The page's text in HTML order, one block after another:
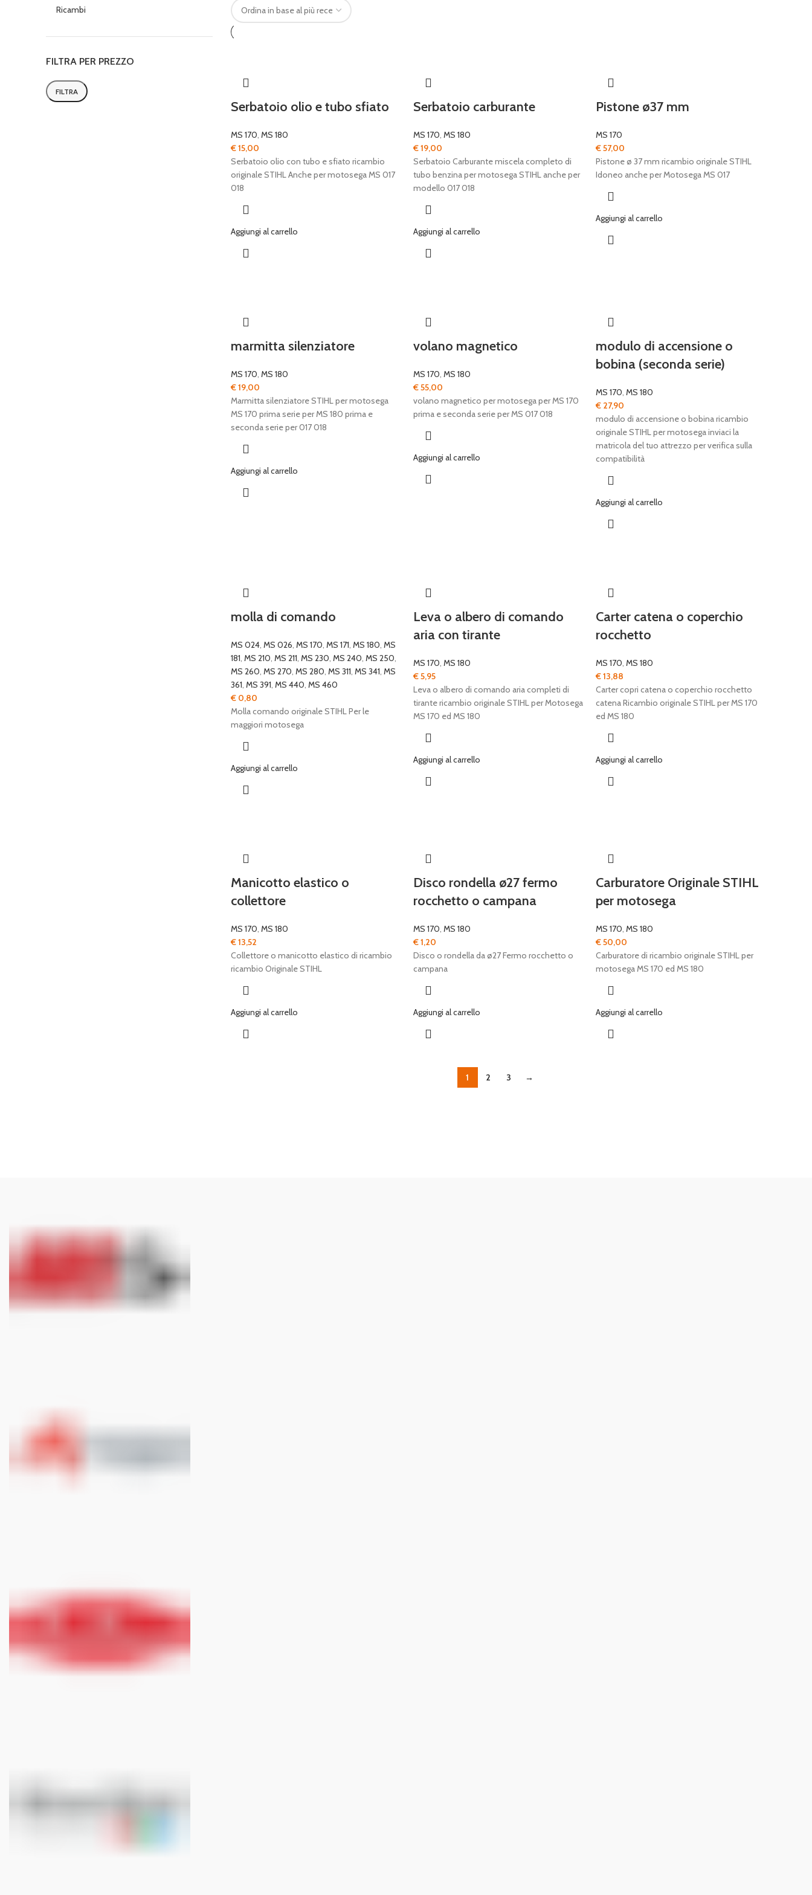
Ricambi
FILTRA PER PREZZO
Prezzo
Prezzo
FILTRA
Serbatoio olio e tubo sfiato
MS 170, MS 180
€15,00
Serbatoio olio con tubo e sfiato ricambio
originale STIHL Anche per motosega MS 017
018
Aggiungi al carrello
Serbatoio carburante
MS 170, MS 180
€19,00
Serbatoio Carburante miscela completo di
tubo benzina per motosega STIHL anche per
modello 017 018
Aggiungi al carrello
Pistone ø37 mm
MS 170
€57,00
Pistone ø 37 mm ricambio originale STIHL
Idoneo anche per Motosega MS 017
Aggiungi al carrello
marmitta silenziatore
MS 170, MS 180
€19,00
Marmitta silenziatore STIHL per motosega
MS 170 prima serie per MS 180 prima e
seconda serie per 017 018
Aggiungi al carrello
volano magnetico
MS 170, MS 180
€55,00
volano magnetico per motosega per MS 170
prima e seconda serie per MS 017 018
Aggiungi al carrello
modulo di accensione o
bobina (seconda serie)
MS 170, MS 180
€27,90
modulo di accensione o bobina ricambio
originale STIHL per motosega inviaci la
matricola del tuo attrezzo per verifica sulla
compatibilità
Aggiungi al carrello
molla di comando
MS 024, MS 026, MS 170, MS 171, MS 180, MS
181, MS 210, MS 211, MS 230, MS 240, MS 250,
MS 260, MS 270, MS 280, MS 311, MS 341, MS
361, MS 391, MS 440, MS 460
€0,80
Molla comando originale STIHL Per le
maggiori motosega
Aggiungi al carrello
Leva o albero di comando
aria con tirante
MS 170, MS 180
€5,95
Leva o albero di comando aria completi di
tirante ricambio originale STIHL per Motosega
MS 170 ed MS 180
Aggiungi al carrello
Carter catena o coperchio
rocchetto
MS 170, MS 180
€13,88
Carter copri catena o coperchio rocchetto
catena Ricambio originale STIHL per MS 170
ed MS 180
Aggiungi al carrello
Manicotto elastico o
collettore
MS 170, MS 180
€13,52
Collettore o manicotto elastico di ricambio
ricambio Originale STIHL
Aggiungi al carrello
Disco rondella ø27 fermo
rocchetto o campana
MS 170, MS 180
€1,20
Disco o rondella da ø27 Fermo rocchetto o
campana
Aggiungi al carrello
Carburatore Originale STIHL
per motosega
MS 170, MS 180
€50,00
Carburatore di ricambio originale STIHL per
motosega MS 170 ed MS 180
Aggiungi al carrello
1 2 3 →